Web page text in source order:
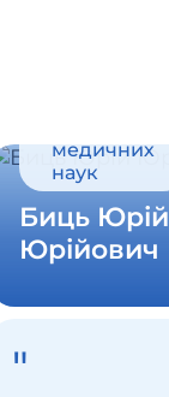
медичних
наук
Биць Юрій
Юрійович